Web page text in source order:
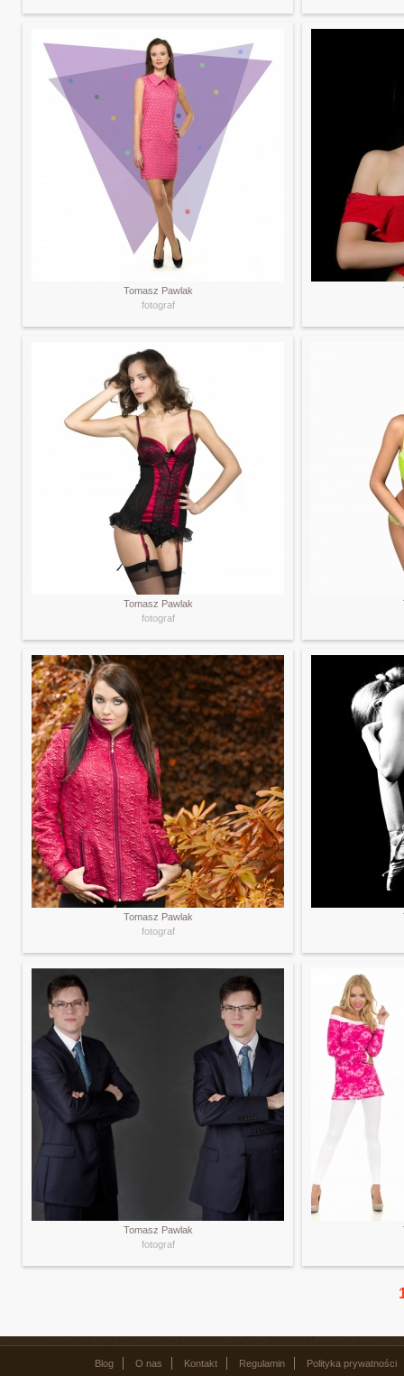
Tomasz Pawlak
fotograf
Tomasz Pawlak
fotograf
Tomasz Pawlak
fotograf
Tomasz Pawlak
fotograf
Blog O nas Kontakt Regulamin Polityka prywatności